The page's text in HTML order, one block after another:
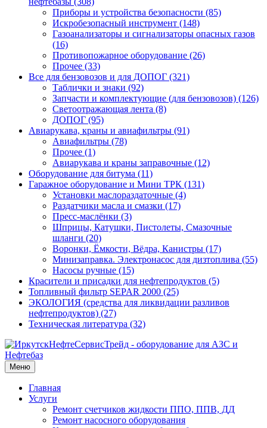
Приборы и устройства безопасности (85)
Искробезопасный инструмент (148)
Газоанализаторы и сигнализаторы опасных газов
(16)
Противопожарное оборудование (26)
Прочее (33)
Все для бензовозов и для ДОПОГ (321)
Таблички и знаки (92)
Запчасти и комплектующие (для бензовозов) (126)
Светоотражающая лента (8)
ДОПОГ (95)
Авиарукава, краны и авиафильтры (91)
Авиафильтры (78)
Прочее (1)
Авиарукава и краны заправочные (12)
Оборудование для битума (11)
Гаражное оборудование и Мини ТРК (131)
Установки маслораздаточные (4)
Раздатчики масла и смазки (17)
Пресс-маслёнки (3)
Шприцы, Катушки, Пистолеты, Смазочные
шланги (20)
Воронки, Ёмкости, Вёдра, Канистры (17)
Минизаправка. Электронасос для дизтоплива (55)
Насосы ручные (15)
Красители и присадки для нефтепродуктов (5)
Топливный фильтр SEPAR 2000 (25)
ЭКОЛОГИЯ (средства для ликвидации разливов
нефтепродуктов) (27)
Техническая литература (32)
Меню
Главная
Услуги
Ремонт счетчиков жидкости ППО, ППВ, ДД
Ремонт насосного оборудования